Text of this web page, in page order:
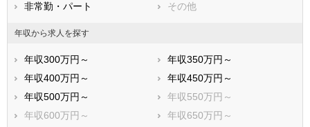
非常勤・パート
その他
年収から求人を探す
年収300万円～
年収350万円～
年収400万円～
年収450万円～
年収500万円～
年収550万円～
年収600万円～
年収650万円～